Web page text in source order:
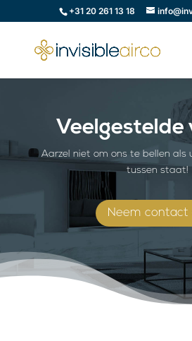
+31 20 261 13 18
Veelgestelde
Aarzel niet om ons te bellen als
tussen staat!
Neem contact